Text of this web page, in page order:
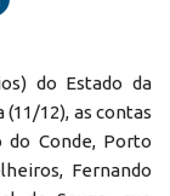
do Estado da
12), as contas
do Conde, Porto
Fernando